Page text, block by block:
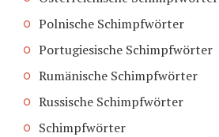
Polnische Schimpfwörter
Portugiesische Schimpfwörter
Rumänische Schimpfwörter
Russische Schimpfwörter
Schimpfwörter